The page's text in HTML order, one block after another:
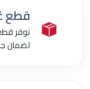
قطع
نوفر
لضمان